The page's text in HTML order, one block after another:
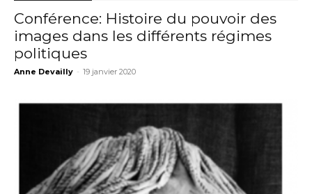
Conférence: Histoire du pouvoir des
images dans les différents régimes
politiques
Anne Devailly - 19 janvier 2020